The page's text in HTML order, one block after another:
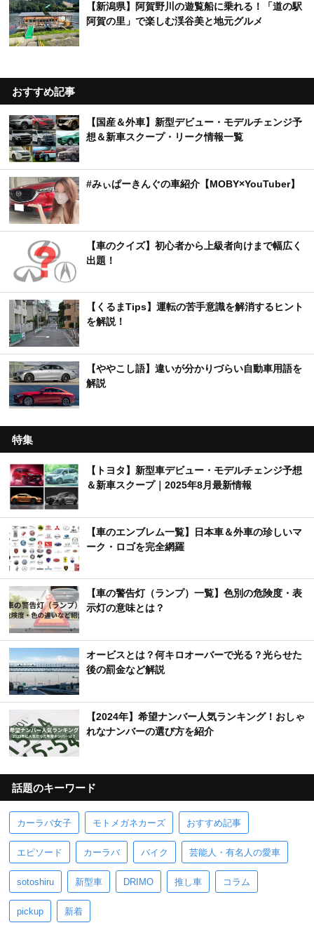
【新潟県】阿賀野川の遊覧船に乗れる！「道の駅
阿賀の里」で楽しむ渓谷美と地元グルメ
おすすめ記事
【国産＆外車】新型デビュー・モデルチェンジ予
想＆新車スクープ・リーク情報一覧
#みぃぱーきんぐの車紹介【MOBY×YouTuber】
【車のクイズ】初心者から上級者向けまで幅広く
出題！
【くるまTips】運転の苦手意識を解消するヒント
を解説！
【ややこし語】違いが分かりづらい自動車用語を
解説
特集
【トヨタ】新型車デビュー・モデルチェンジ予想
＆新車スクープ｜2025年8月最新情報
【車のエンブレム一覧】日本車＆外車の珍しいマ
ーク・ロゴを完全網羅
【車の警告灯（ランプ）一覧】色別の危険度・表
示灯の意味とは？
オービスとは？何キロオーバーで光る？光らせた
後の罰金など解説
【2024年】希望ナンバー人気ランキング！おしゃ
れなナンバーの選び方を紹介
話題のキーワード
カーラバ女子 モトメガネカーズ おすすめ記事
エピソード カーラバ バイク 芸能人・有名人の愛車
sotoshiru 新型車 DRIMO 推し車 コラム
pickup 新着